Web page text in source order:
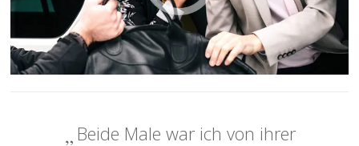
Beide Male war ich von ihrer